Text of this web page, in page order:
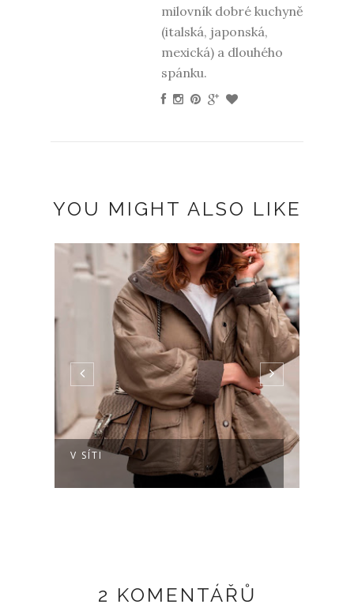
milovník dobré kuchyně
(italská, japonská,
mexická) a dlouhého
spánku.
YOU MIGHT ALSO LIKE
V SÍTI
2 KOMENTÁŘŮ